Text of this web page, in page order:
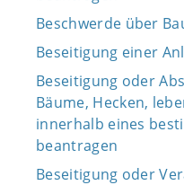
Beschwerde über
Beseitigung einer
Beseitigung oder
Bäume, Hecken,
innerhalb eines
beantragen
Beseitigung oder